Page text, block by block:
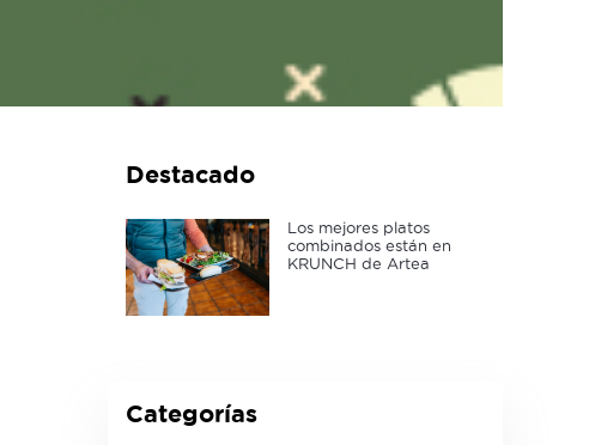
Destacado
Los mejores platos
combinados están en
KRUNCH de Artea
Categorías